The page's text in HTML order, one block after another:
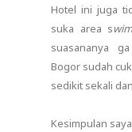
Hotel ini juga
suka area s
suasananya
Bogor sudah
sedikit sekali
Kesimpulan